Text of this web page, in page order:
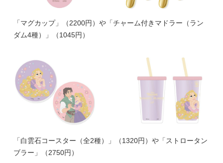
「マグカップ」（2200円）や「チャーム付きマドラー（ラン
ダム4種）」（1045円）
「白雲石コースター（全2種）」（1320円）や「ストロータン
ブラー」（2750円）